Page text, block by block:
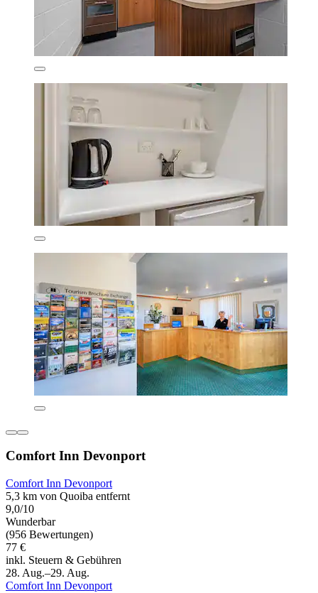
Comfort Inn Devonport
Comfort Inn Devonport
5,3 km von Quoiba entfernt
9,0/10
Wunderbar
(956 Bewertungen)
77 €
inkl. Steuern & Gebühren
28. Aug.–29. Aug.
Comfort Inn Devonport